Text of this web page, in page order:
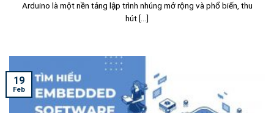
Arduino là một nền tảng lập trình nhúng mở rộng và phổ biến, thu
hút [...]
19
Feb